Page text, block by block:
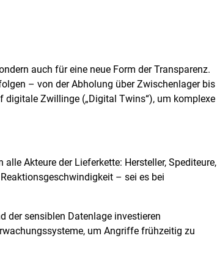
auch für eine neue Form der Transparenz.
– von der Abholung über Zwischenlager bis
digitale Zwillinge („Digital Twins“), um komplexe
Akteure der Lieferkette: Hersteller, Spediteure,
– sei es bei
der sensiblen Datenlage investieren
um Angriffe frühzeitig zu